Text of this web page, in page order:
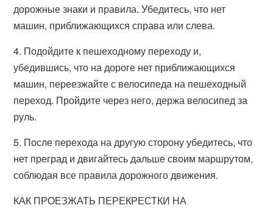
дорожные знаки и правила. Убедитесь, что нет
машин, приближающихся справа или слева.
4. Подойдите к пешеходному переходу и,
убедившись, что на дороге нет приближающихся
машин, переезжайте с велосипеда на пешеходный
переход. Пройдите через него, держа велосипед за
руль.
5. После перехода на другую сторону убедитесь, что
нет преград и двигайтесь дальше своим маршрутом,
соблюдая все правила дорожного движения.
КАК ПРОЕЗЖАТЬ ПЕРЕКРЕСТКИ НА